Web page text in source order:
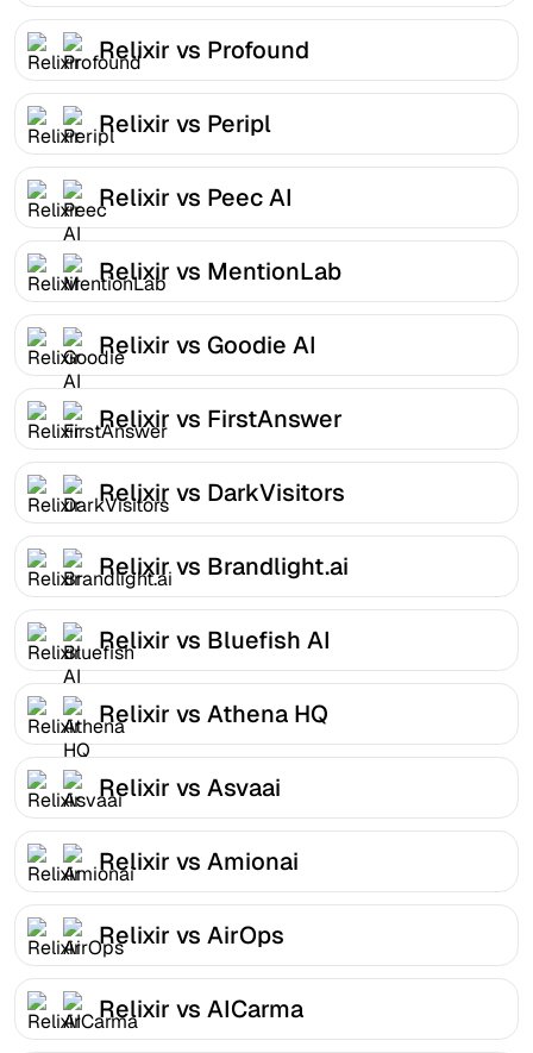
Relixir vs Profound
Relixir vs Peripl
Relixir vs Peec AI
Relixir vs MentionLab
Relixir vs Goodie AI
Relixir vs FirstAnswer
Relixir vs DarkVisitors
Relixir vs Brandlight.ai
Relixir vs Bluefish AI
Relixir vs Athena HQ
Relixir vs Asvaai
Relixir vs Amionai
Relixir vs AirOps
Relixir vs AICarma